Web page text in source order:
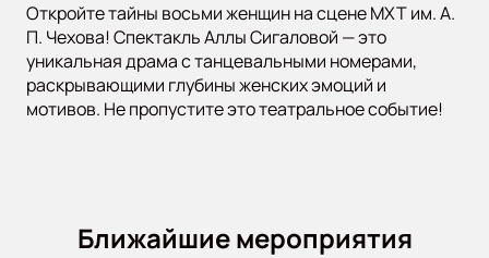
Откройте тайны восьми женщин на сцене МХТ им. А.
П. Чехова! Спектакль Аллы Сигаловой — это
уникальная драма с танцевальными номерами,
раскрывающими глубины женских эмоций и
мотивов. Не пропустите это театральное событие!
Ближайшие мероприятия